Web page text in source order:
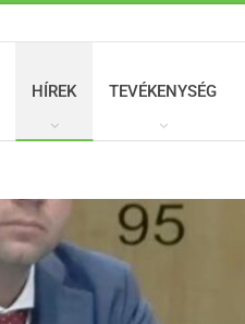
HÍREK TEVÉKENYSÉG